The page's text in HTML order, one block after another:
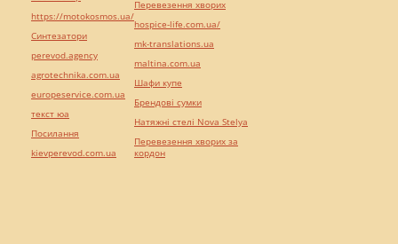
https://motokosmos.ua/
Синтезатори
perevod.agency
agrotechnika.com.ua
europeservice.com.ua
текст юа
Посилання
kievperevod.com.ua
Перевезення хворих
hospice-life.com.ua/
mk-translations.ua
maltina.com.ua
Шафи купе
Брендові сумки
Натяжні стелі Nova Stelya
Перевезення хворих за
кордон